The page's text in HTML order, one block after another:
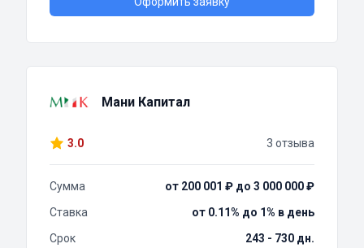
Мани Капитал
3.0 3 отзыва
Сумма
от 200 001 ₽ до 3 000 000 ₽
Ставка
от 0.11% до 1% в день
Срок
243 - 730 дн.